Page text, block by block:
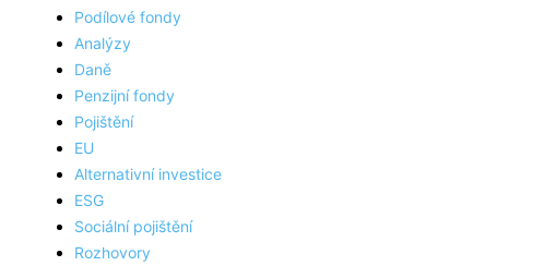
Podílové fondy
Analýzy
Daně
Penzijní fondy
Pojištění
EU
Alternativní investice
ESG
Sociální pojištění
Rozhovory